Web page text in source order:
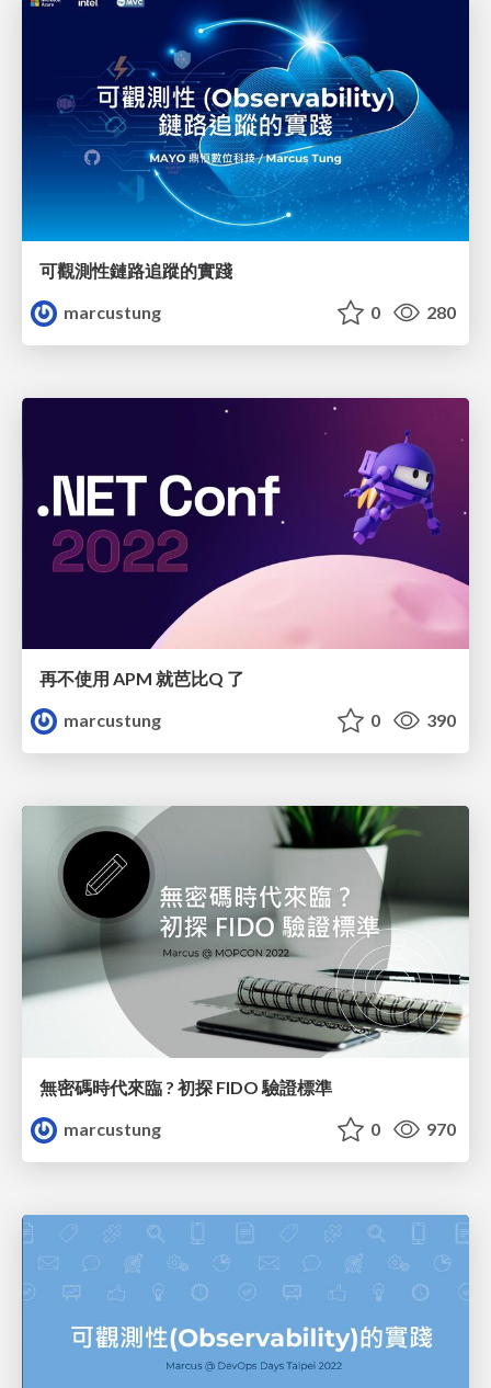
可觀測性鏈路追蹤的實踐
marcustung
0 280
再不使用 APM 就芭比Q 了
marcustung
0 390
無密碼時代來臨 ? 初探 FIDO 驗證標準
marcustung
0 970